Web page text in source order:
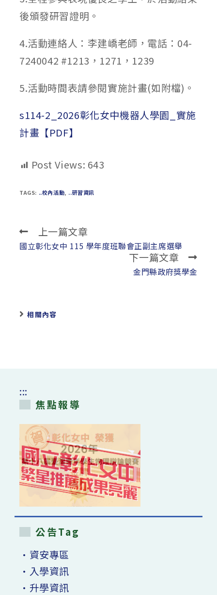
後頒發研習證明。
4.活動連絡人：李建嶠老師，電話：04-
7240042 #1213，1271，1239
5.活動時間表請參閱實施計畫(如附檔)。
s114-2_2026彰化女中機器人學園_實施
計畫【PDF】
Post Views: 643
TAGS: ..校內活動, ..研習資訊
Read
more
上一篇文章
國立彰化女中 115 學年度班聯會正副主席選舉
下一篇文章
金門縣政府獎學金
相關內容
:::
焦點報導
公告Tag
•資安專區
•入學資訊
•升學資訊